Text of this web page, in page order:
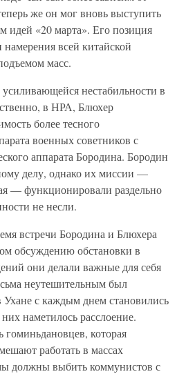
же он мог вновь выступить
идей «20 марта». Его позиция
всей китайской
масс.
нестабильности в
в НРА, Блюхер
более тесного
военных советников с
аппарата Бородина. Бородин
делу, однако их миссии —
— функционировали раздельно
не несли.
встречи Бородина и Блюхера
обсуждению обстановки в
они делали важные для себя
неутешительным был
с каждым днем становились
наметилось расслоение.
гоминьдановцев, которая
работать в массах
должны выбить коммунистов с